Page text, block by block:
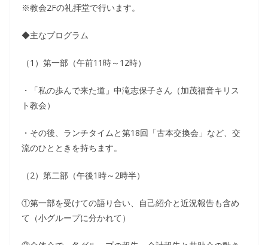
※教会2Fの礼拝堂で行います。
◆主なプログラム
（1）第一部（午前11時～12時）
・「私の歩んで来た道」中滝志保子さん（加茂福音キリス
ト教会）
・その後、ランチタイムと第18回「古本交換会」など、交
流のひとときを持ちます。
（2）第二部（午後1時～2時半）
①第一部を受けての語り合い、自己紹介と近況報告も含め
て（小グループに分かれて）